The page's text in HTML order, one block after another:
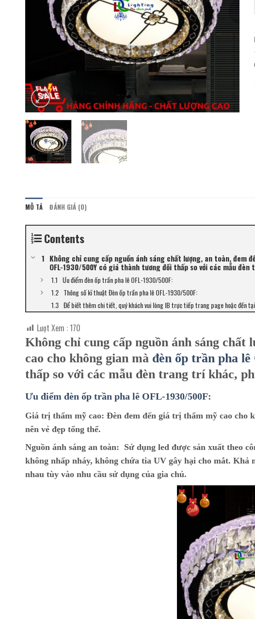
MÔ TẢ ĐÁNH GIÁ (0)
Contents
Không chỉ cung cấp nguồn ánh sáng chất lượng, an toàn,
OFL-1930/500Y có giá thành tương đối thấp so với các mẫu
Ưu điểm đèn ốp trần pha lê OFL-1930/500F:
Thông số kĩ thuật Đèn ốp trần pha lê OFL-1930/500F:
Để biết thêm chi tiết, quý khách vui lòng IB trực tiếp trang page hoặc đến tại
Lượt Xem :170
Không chỉ cung cấp nguồn ánh sáng
cao cho không gian mà đèn ốp trần pha
thấp so với các mẫu đèn trang trí khác,
Ưu điểm đèn ốp trần pha lê OFL-1930/500F:
Giá trị thẩm mỹ cao: Đèn đem đến giá trị thẩm mỹ cao cho
nên vẻ đẹp tổng thể.
Nguồn ánh sáng an toàn: Sử dụng led được sản xuất theo
không nhấp nháy, không chứa tia UV gây hại cho mắt. Khả
nhau tùy vào nhu cầu sử dụng của gia chủ.